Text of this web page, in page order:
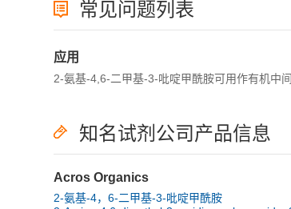
常见问题列表
应用
2-氨基-4,6-二甲基-3-吡啶甲酰胺可用作有机中
知名试剂公司产品信息
Acros Organics
2-氨基-4，6-二甲基-3-吡啶甲酰胺